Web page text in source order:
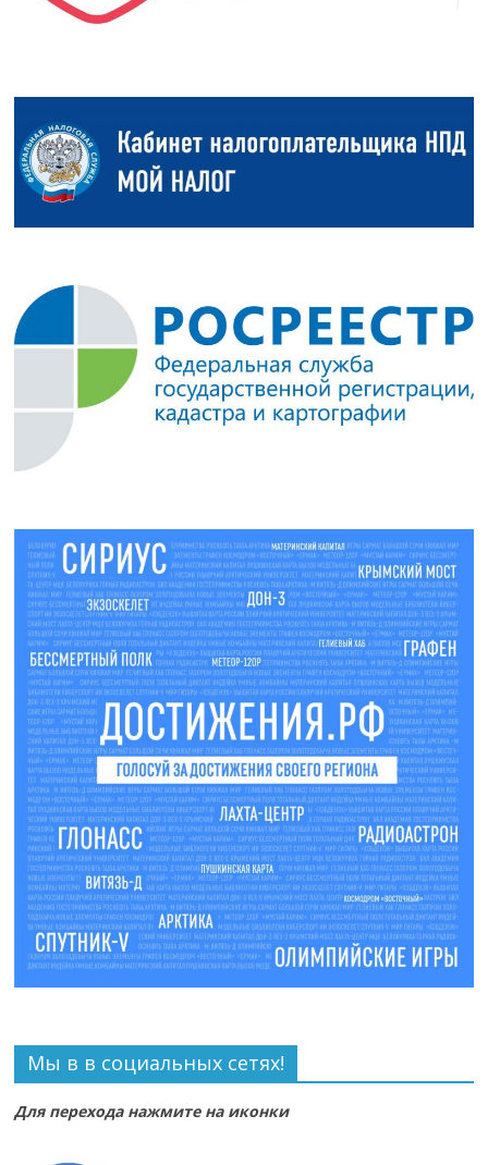
Мы в в социальных сетях!
Для перехода нажмите на иконки